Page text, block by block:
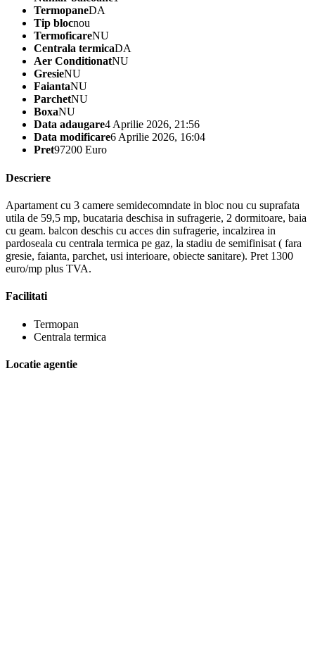
TermopaneDA
Tip blocnou
TermoficareNU
Centrala termicaDA
Aer ConditionatNU
GresieNU
FaiantaNU
ParchetNU
BoxaNU
Data adaugare4 Aprilie 2026, 21:56
Data modificare6 Aprilie 2026, 16:04
Pret97200 Euro
Descriere
Apartament cu 3 camere semidecomndate in bloc nou cu suprafata
utila de 59,5 mp, bucataria deschisa in sufragerie, 2 dormitoare, baia
cu geam. balcon deschis cu acces din sufragerie, incalzirea in
pardoseala cu centrala termica pe gaz, la stadiu de semifinisat ( fara
gresie, faianta, parchet, usi interioare, obiecte sanitare). Pret 1300
euro/mp plus TVA.
Facilitati
Termopan
Centrala termica
Locatie agentie